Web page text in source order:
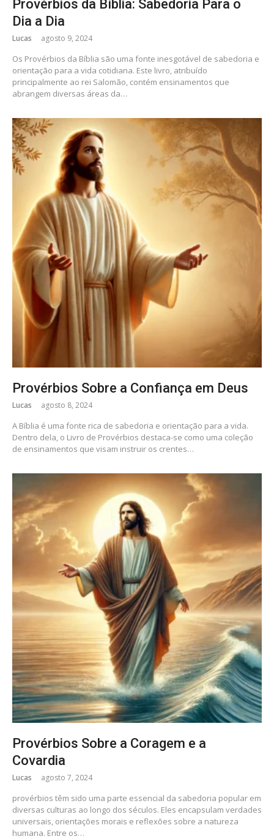
Provérbios da Bíblia: Sabedoria Para o
Dia a Dia
Lucas agosto 9, 2024
Os Provérbios da Bíblia são uma fonte inesgotável de sabedoria e
orientação para a vida cotidiana. Este livro, atribuído
principalmente ao rei Salomão, contém ensinamentos que
abrangem diversas áreas da…
Provérbios Sobre a Confiança em Deus
Lucas agosto 8, 2024
A Bíblia é uma fonte rica de sabedoria e orientação para a vida.
Dentro dela, o Livro de Provérbios destaca-se como uma coleção
de ensinamentos que visam instruir os crentes…
Provérbios Sobre a Coragem e a
Covardia
Lucas agosto 7, 2024
provérbios têm sido uma parte essencial da sabedoria popular em
diversas culturas ao longo dos séculos. Eles encapsulam verdades
universais, orientações morais e reflexões sobre a natureza
humana. Entre os…